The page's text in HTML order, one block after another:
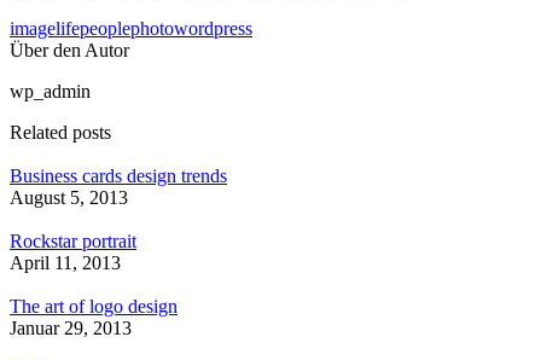
imagelifepeoplephotowordpress
Über den Autor
wp_admin
Related posts
Business cards design trends
August 5, 2013
Rockstar portrait
April 11, 2013
The art of logo design
Januar 29, 2013